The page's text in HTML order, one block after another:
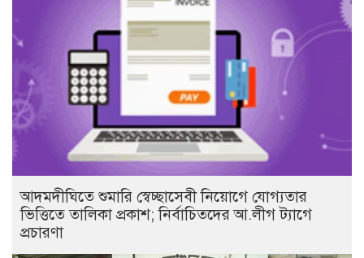
আদমদীঘিতে শুমারি স্বেচ্ছাসেবী নিয়োগে যোগ্যতার
ভিত্তিতে তালিকা প্রকাশ; নির্বাচিতদের আ.লীগ ট্যাগে
প্রচারণা